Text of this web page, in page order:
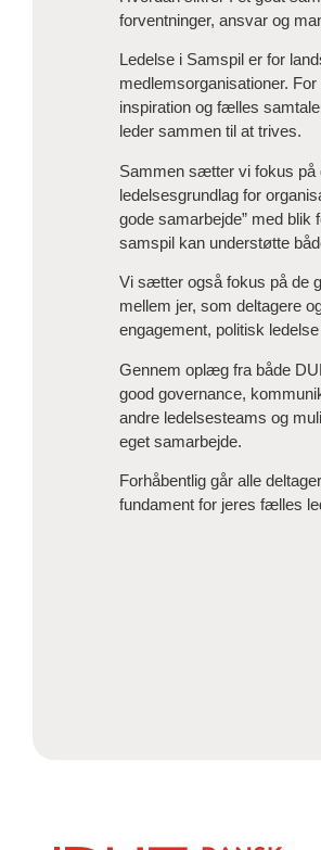
forventninger, ansvar og
Ledelse i Samspil er for
medlemsorganisationer.
inspiration og fælles
leder sammen til at trives.
Sammen sætter vi fokus på
ledelsesgrundlag for
gode samarbejde” med
samspil kan understøtte
Vi sætter også fokus på de
mellem jer, som deltagere
engagement, politisk
Gennem oplæg fra både
good governance,
andre ledelsesteams og
eget samarbejde.
Forhåbentlig går alle
fundament for jeres fælles